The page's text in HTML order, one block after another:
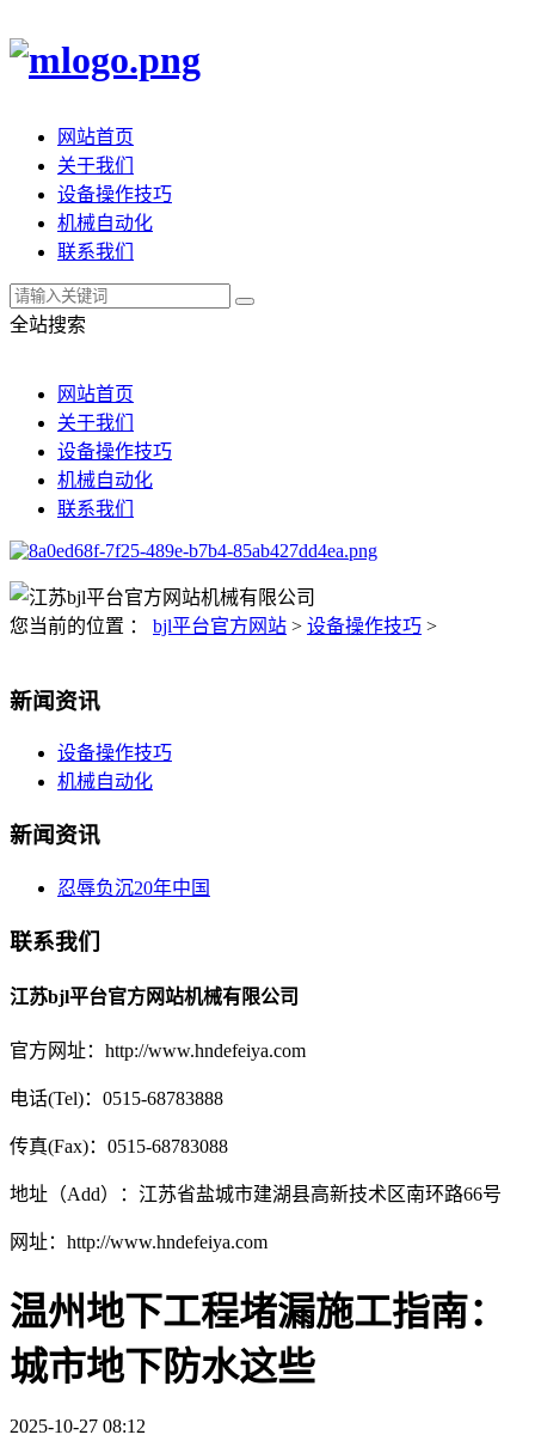
网站首页
关于我们
设备操作技巧
机械自动化
联系我们
全站搜索
网站首页
关于我们
设备操作技巧
机械自动化
联系我们
您当前的位置 ： bjl平台官方网站 > 设备操作技巧 >
新闻资讯
设备操作技巧
机械自动化
新闻资讯
忍辱负沉20年中国
联系我们
江苏bjl平台官方网站机械有限公司
官方网址：http://www.hndefeiya.com
电话(Tel)：0515-68783888
传真(Fax)：0515-68783088
地址（Add）：江苏省盐城市建湖县高新技术区南环路66号
网址：http://www.hndefeiya.com
温州地下工程堵漏施工指南：
城市地下防水这些
2025-10-27 08:12